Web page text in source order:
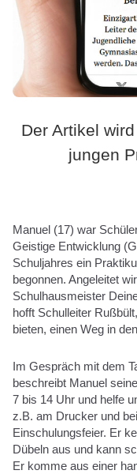
Der Artikel
jungen
Manuel (17) war
Geistige Entwicklung
Schuljahres ein
begonnen. Angeleitet
Schulhausmeister
hofft Schulleiter
bieten, einen Weg in
Im Gespräch mit dem
beschreibt Manuel
7 bis 14 Uhr und helfe
z.B. am Drucker und
Einschulungsfeier. Er
Dübeln aus und kann
Er komme aus einer